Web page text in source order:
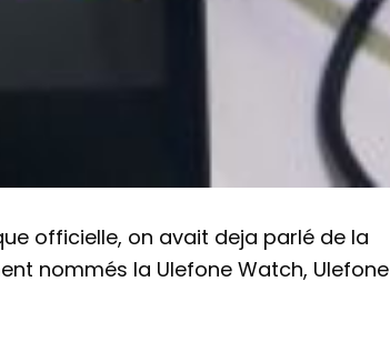
officielle, on avait deja parlé de la
nommés la Ulefone Watch, Ulefone